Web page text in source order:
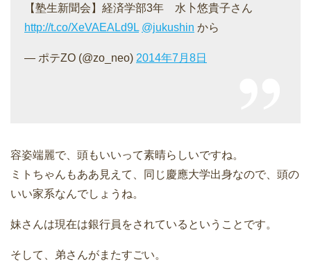
【塾生新聞会】経済学部3年 水卜悠貴子さん
http://t.co/XeVAEALd9L @jukushin から
— ポテZO (@zo_neo) 2014年7月8日
容姿端麗で、頭もいいって素晴らしいですね。
ミトちゃんもああ見えて、同じ慶應大学出身なので、頭の
いい家系なんでしょうね。
妹さんは現在は銀行員をされているということです。
そして、弟さんがまたすごい。